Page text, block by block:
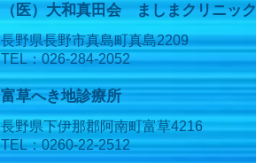
（医）大和真田会 ましまクリニック
長野県長野市真島町真島2209
TEL：026-284-2052
富草へき地診療所
長野県下伊那郡阿南町富草4216
TEL：0260-22-2512